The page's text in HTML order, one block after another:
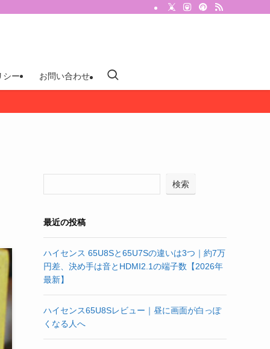
シー お問い合わせ
検索
最近の投稿
ハイセンス 65U8Sと65U7Sの違いは3つ｜約7万
円差、決め手は音とHDMI2.1の端子数【2026年
最新】
ハイセンス65U8Sレビュー｜昼に画面が白っぽ
くなる人へ